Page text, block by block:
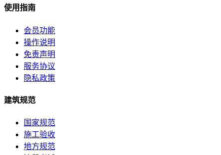
使用指南
会员功能
操作说明
免责声明
服务协议
隐私政策
建筑规范
国家规范
施工验收
地方规范